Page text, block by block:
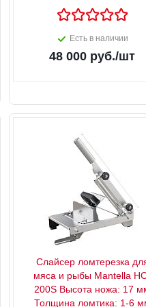
Есть в наличии
48 000 руб./шт
Слайсер ломтерезка
мяса и рыбы Mantella
200S Высота ножа: 17
Толщина ломтика: 1-6